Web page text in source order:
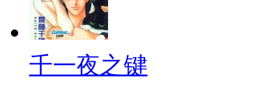
千一夜之键